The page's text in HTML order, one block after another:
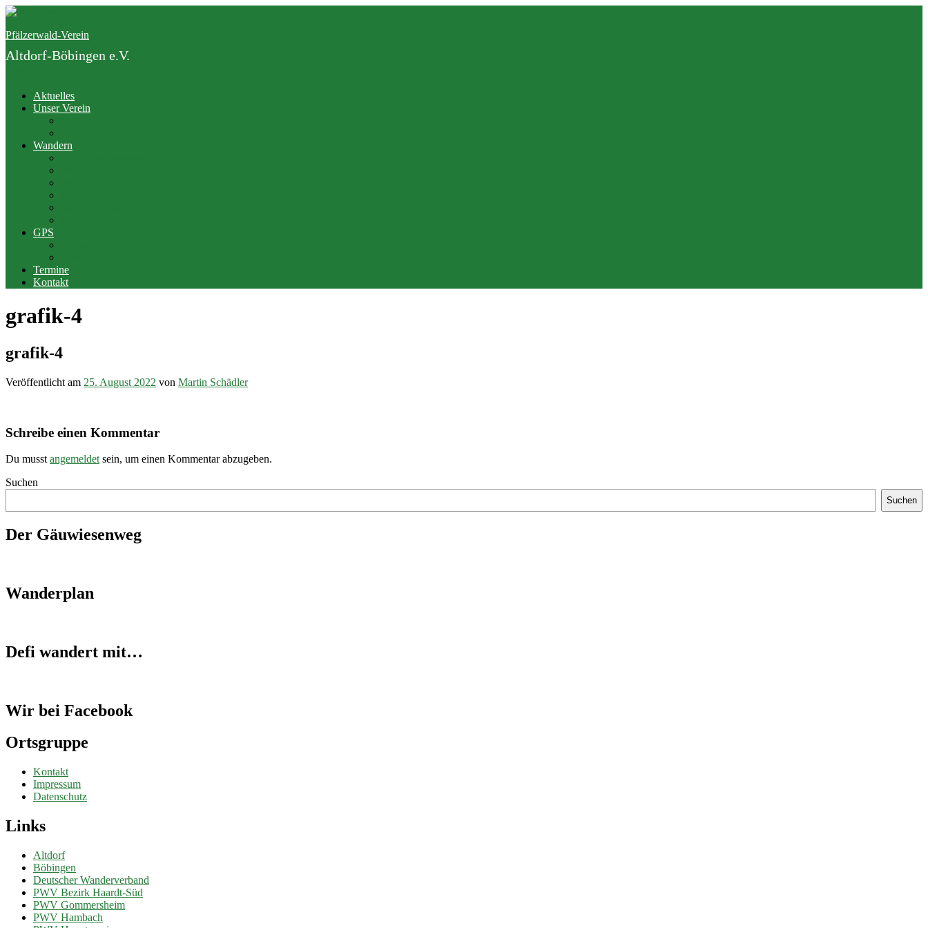
Zum
springen
Pfälzerwald-Verein
Altdorf-Böbingen e.V.
Aktuelles
Unser Verein
Wandern
GPS
Termine
Kontakt
grafik-4
grafik-4
Veröffentlicht am 25. August 2022 von Martin Schädler
Schreibe einen Kommentar
Du musst angemeldet sein, um einen Kommentar abzugeben.
Suchen
Suchen
Der Gäuwiesenweg
Wanderplan
Defi wandert mit…
Wir bei Facebook
Ortsgruppe
Kontakt
Impressum
Datenschutz
Links
Altdorf
Böbingen
Deutscher Wanderverband
PWV Bezirk Haardt-Süd
PWV Gommersheim
PWV Hambach